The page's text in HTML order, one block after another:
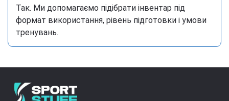
Так. Ми допомагаємо підібрати інвентар під
формат використання, рівень підготовки і умови
тренувань.